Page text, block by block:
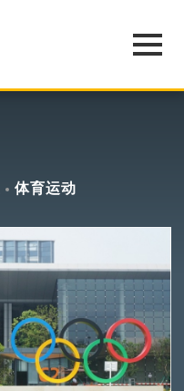
体育运动